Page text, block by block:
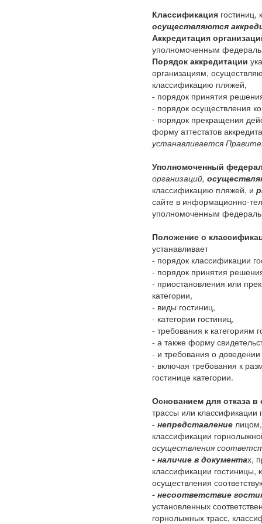
Классификация
осуществляются
Аккредитация
уполномоченным
Порядок аккредитации
организациям,
классификацию пляжей,
- порядок принятия
- порядок осуществления
- порядок прекращения
форму аттестатов
устанавливается
Уполномоченный
организаций,
классификацию пляжей, и
сайте в информационно-
уполномоченным
Положение о
устанавливает
- порядок классификации
- порядок принятия
- приостановления или
категории,
- виды гостиниц,
- категории гостиниц,
- требования к категориям
- а также форму
- и требования о
- включая требования к
гостинице категории.
Основанием для отказа
трассы или классификации
- непредставление
классификации
осуществления
- наличие в документах,
классификации
осуществления
- несоответствие
установленных
горнолыжных трасс,